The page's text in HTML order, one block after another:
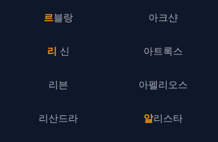
르블랑
리 신
리븐
리산드라
아크샨
아트록스
아펠리오스
알리스타